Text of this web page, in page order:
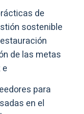
de
sostenible
de las metas
para
en el